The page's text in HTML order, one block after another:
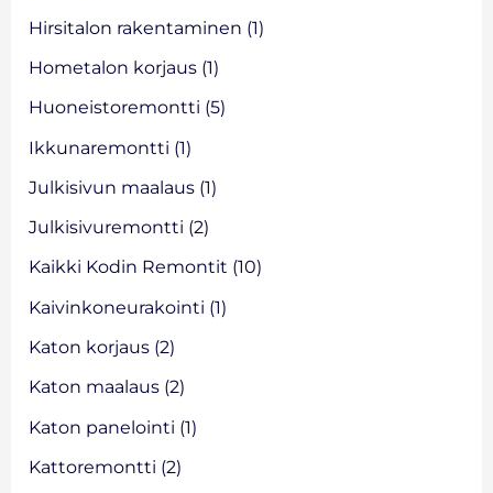
rHirsitalon rakentaminen (1)
Hometalon korjaus (1)
Huoneistoremontti (5)
Ikkunaremontti (1)
Julkisivun maalaus (1)
Julkisivuremontti (2)
Kaikki Kodin Remontit (10)
Kaivinkoneurakointi (1)
Katon korjaus (2)
Katon maalaus (2)
Katon panelointi (1)
Kattoremontti (2)